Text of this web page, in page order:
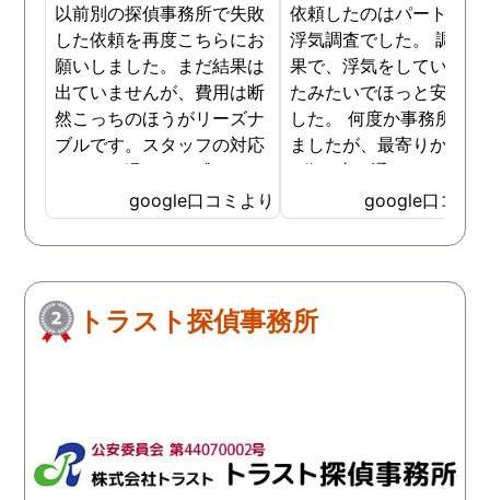
以前別の探偵事務所で失敗
した依頼を再度こちらにお
願いしました。まだ結果は
出ていませんが、費用は断
然こっちのほうがリーズナ
ブルです。スタッフの対応
なんかも温かみを感じま
す。はじめからこちらにす
ればよかったです😢 …
google口コミより
依頼したのはパートナー
浮気調査でした。 調査
果で、浮気をしていなか
たみたいでほっと安心し
した。 何度か事務所に
ましたが、最寄りから徒
3分程度で通いやすかっ
google口コミ
トラスト探偵事務所